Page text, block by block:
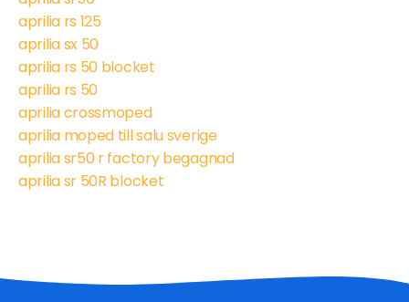
aprilia rs 125
aprilia sx 50
aprilia rs 50 blocket
aprilia rs 50
aprilia crossmoped
aprilia moped till salu sverige
aprilia sr50 r factory begagnad
aprilia sr 50R blocket